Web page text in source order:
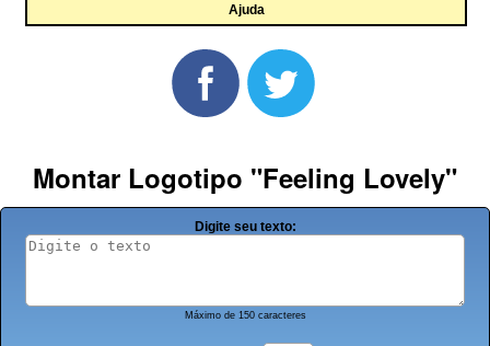
Ajuda
Montar Logotipo "Feeling Lovely"
Digite seu texto:
Máximo de 150 caracteres